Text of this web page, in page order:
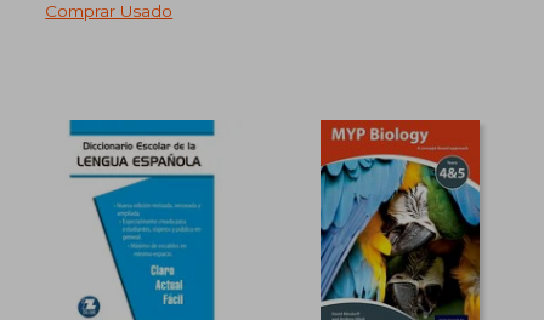
15%
dcto.
40%
dcto.
Comprar Usado